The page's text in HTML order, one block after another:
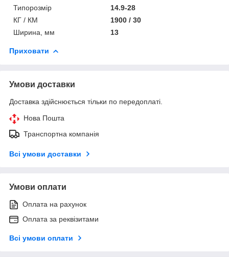
Типорозмір
14.9-28
КГ / КМ
1900 / 30
Ширина, мм
13
Приховати
Умови доставки
Доставка здійснюється тільки по передоплаті.
Нова Пошта
Транспортна компанія
Всі умови доставки
Умови оплати
Оплата на рахунок
Оплата за реквізитами
Всі умови оплати